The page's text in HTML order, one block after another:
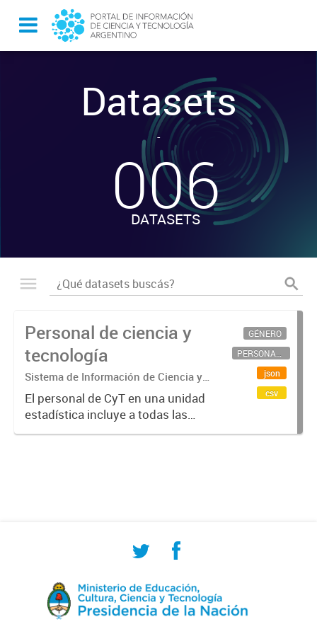
Datasets
-
006
DATASETS
Personal de ciencia y
tecnología
Sistema de Información de Ciencia y
Tecnología Argentino (SICYTAR)
El personal de CyT en una unidad
estadística incluye a todas las
personas involucradas
GÉNERO
PERSONAL CIENTÍFICO-TECNOLÓGICO
json
csv